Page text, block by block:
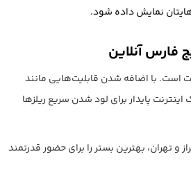
فارس آنلاین
است. با اضافه شدن قابلیت‌هایی مانند
یک اینترنت پایدار برای لود شدن سریع ریلزها
و تهران، بهترین بستر را برای حضور قدرتمند